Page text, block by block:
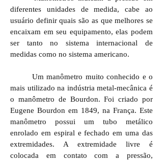
diferentes unidades de medida, cabe ao
usuário definir quais são as que melhores se
encaixam em seu equipamento, elas podem
ser tanto no sistema internacional de
medidas como no sistema americano.
Um manômetro muito conhecido e o
mais utilizado na indústria metal-mecânica é
o manômetro de Bourdon. Foi criado por
Eugene Bourdon em 1849, na França. Este
manômetro possui um tubo metálico
enrolado em espiral e fechado em uma das
extremidades. A extremidade livre é
colocada em contato com a pressão,